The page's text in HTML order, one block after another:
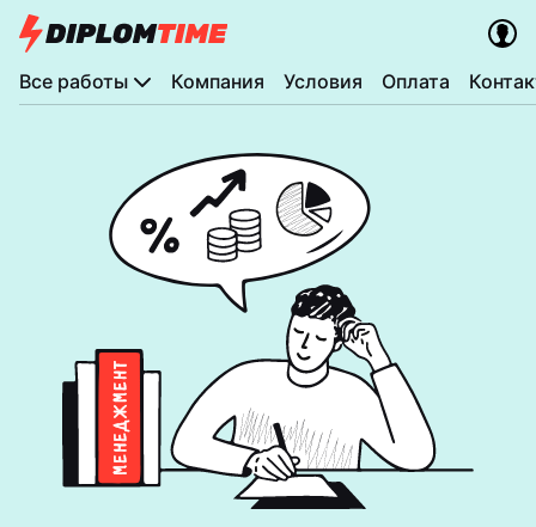
Все работы Компания Условия Оплата